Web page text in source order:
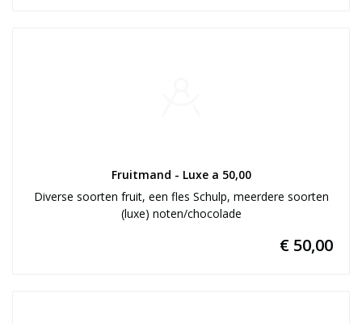
Fruitmand - Luxe a 50,00
Diverse soorten fruit, een fles Schulp, meerdere soorten
(luxe) noten/chocolade
€ 50,00